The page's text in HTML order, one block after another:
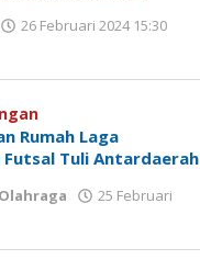
26 Februari 2024 15:30
Rumah Laga
Tuli Antardaerah
Olahraga
25 Februari